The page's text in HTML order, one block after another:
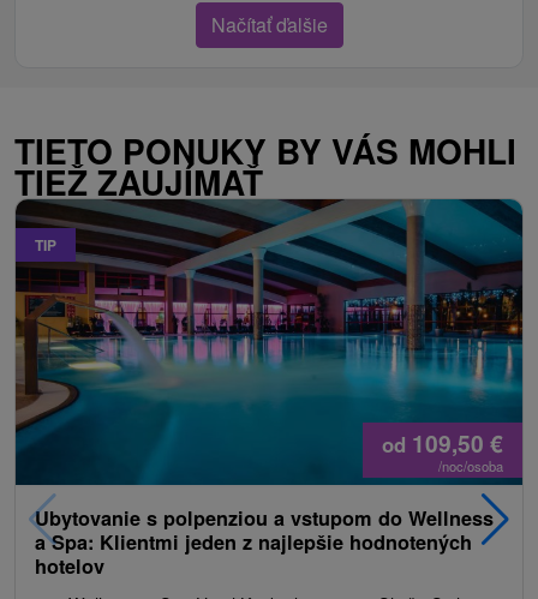
Načítať ďalšie
TIETO PONUKY BY VÁS MOHLI
TIEŽ ZAUJÍMAŤ
TIP
od 109,50 €
/noc/osoba
Ubytovanie s polpenziou a vstupom do Wellness
a Spa: Klientmi jeden z najlepšie hodnotených
hotelov